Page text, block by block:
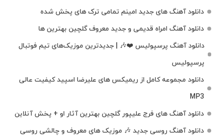
دانلود آهنگ های جدید امینم تمامی ترک های پخش شده
دانلود آهنگ امراه قدیمی و جدید معروف گلچین بهترین ها
دانلود آهنگ پرسپولیس ❤️🎶 | جدیدترین موزیک‌های تیم فوتبال
پرسپولیس
دانلود مجموعه کامل از ریمیکس های علیرضا اسپید کیفیت عالی
MP3
دانلود آهنگ های فرج علیپور گلچین بهترین آثار او + پخش آنلاین
دانلود آهنگ روسی جدید 🎶 موزیک‌ های معروف و چالشی روسی